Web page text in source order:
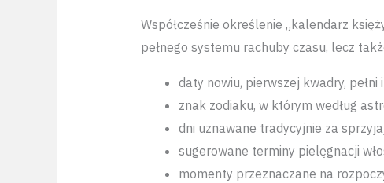
Współcześnie określenie „kalendarz
pełnego systemu rachuby czasu, lecz
daty nowiu, pierwszej kwadry, pełni
znak zodiaku, w którym według
dni uznawane tradycyjnie za
sugerowane terminy pielęgnacji
momenty przeznaczane na